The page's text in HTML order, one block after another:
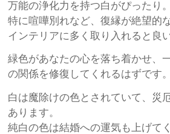
万能の浄化力を持つ白がぴったり。
特に喧嘩別れなど、復縁が絶望的
インテリアに多く取り入れると良
緑色があなたの心を落ち着かせ、
の関係を修復してくれるはずです。
白は魔除けの色とされていて、災
あります。
純白の色は結婚への運気も上げて